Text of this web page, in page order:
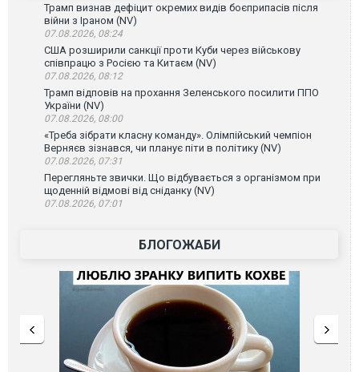
Трамп визнав дефіцит окремих видів боєприпасів після
війни з Іраном (NV)
07.08.2026, 08:24
США розширили санкції проти Куби через військову
співпрацю з Росією та Китаєм (NV)
07.08.2026, 08:12
Трамп відповів на прохання Зеленського посилити ППО
України (NV)
07.08.2026, 08:00
«Треба зібрати класну команду». Олімпійський чемпіон
Верняєв зізнався, чи планує піти в політику (NV)
07.08.2026, 07:31
Перегляньте звички. Що відбувається з організмом при
щоденній відмові від сніданку (NV)
07.08.2026, 07:01
БЛОГОЖАБИ